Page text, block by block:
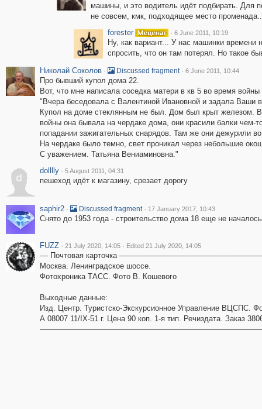
машины, и это водитель идёт подбирать. Для
не совсем, кмк, подходящее место
forester
· 6 June 2011, 10:19
Ну, как вариант... У нас машинки времени
спросить, что он там потерял. Но такое
Николай Соколов · Discussed fragment · 6 June 2011, 10:44
Про бывший купол дома 22.
Вот, что мне написала соседка матери в кв 5 во время войны
"Вчера беседовала с Валентиной Ивановной и задала Ваши
Купол на доме стеклянным не был. Дом был крыт железом.
войны она бывала на чердаке дома, они красили балки
попадании зажигательных снарядов. Там же они дежурили
На чердаке было темно, свет проникал через небольшие
С уважением. Татьяна Вениаминовна."
d
dolllly · 5 August 2011, 04:31
пешеход идёт к магазину, срезает дорогу
saphir2 · Discussed fragment · 17 January 2017, 10:43
Снято до 1953 года - строительство дома 18 еще не
FUZZ · 21 July 2020, 14:05 · Edited 21 July 2020, 14:05
–– Почтовая карточка
Москва. Ленинградское шоссе.
Фотохроника ТАСС. Фото В. Кошевого
Выходные данные:
Изд. Центр. Туристско-Экскурсионное Управление ВЦСПС.
А 08007 11/IX-51 г. Цена 90 коп. 1-я тип. Речиздата. Заказ